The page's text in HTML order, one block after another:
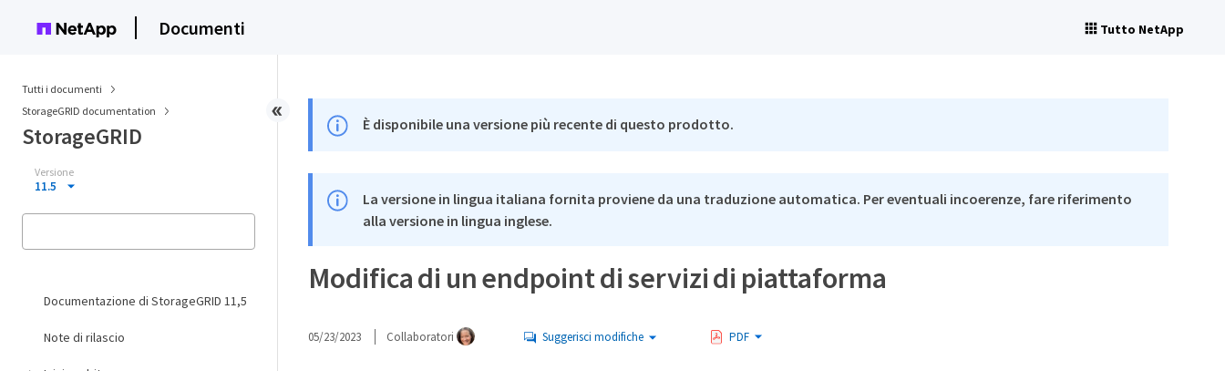
Documenti Tutto NetApp
Tutti i documenti
StorageGRID documentation
StorageGRID
Versione
11.5
Documentazione di StorageGRID 11,5
Note di rilascio
È disponibile una versione più recente di questo prodotto.
La versione in lingua italiana fornita proviene da una traduzione automatica. Per eventuali incoerenze, fare riferimento
alla versione in lingua inglese.
Modifica di un endpoint di servizi di piattaforma
05/23/2023 Collaboratori Suggerisci modifiche PDF